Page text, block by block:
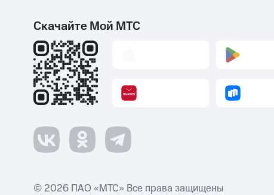
Скачайте Мой МТС
© 2026 ПАО «МТС» Все права защищены